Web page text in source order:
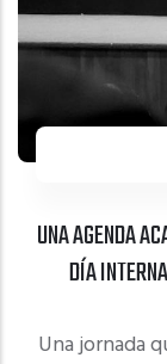
UNA AGENDA
DÍA
Una jornada